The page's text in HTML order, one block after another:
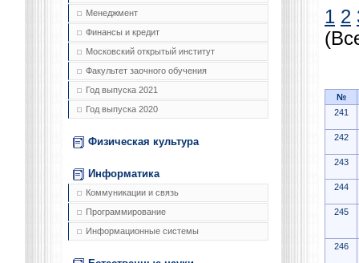
Менеджмент
Финансы и кредит
Московский открытый институт
Факультет заочного обучения
Год выпуска 2021
Год выпуска 2020
Физическая культура
Информатика
Коммуникации и связь
Программирование
Информационные системы
1 2
№
241
242
243
244
245
246